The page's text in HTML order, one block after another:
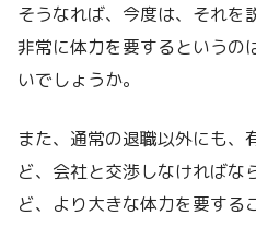
そうなれば、今度は、それを
非常に体力を要するというの
いでしょうか。
また、通常の退職以外にも、
ど、会社と交渉しなければな
ど、より大きな体力を要する